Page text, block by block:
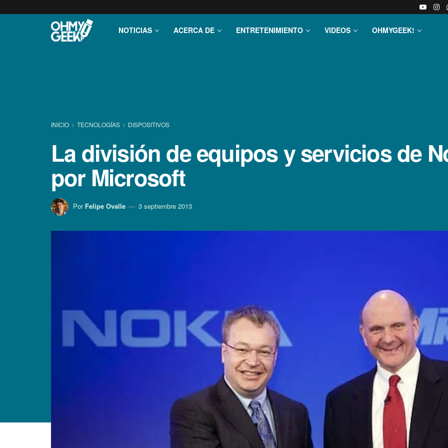
NOTICIAS ACERCA DE ENTRETENIMIENTO VIDEOS OHMYGEEK!
INICIO TECNOLOGÍ­AS DISPOSITIVOS
La división de equipos y servicios de
por Microsoft
Por Felipe Ovalle 3 septiembre 2013